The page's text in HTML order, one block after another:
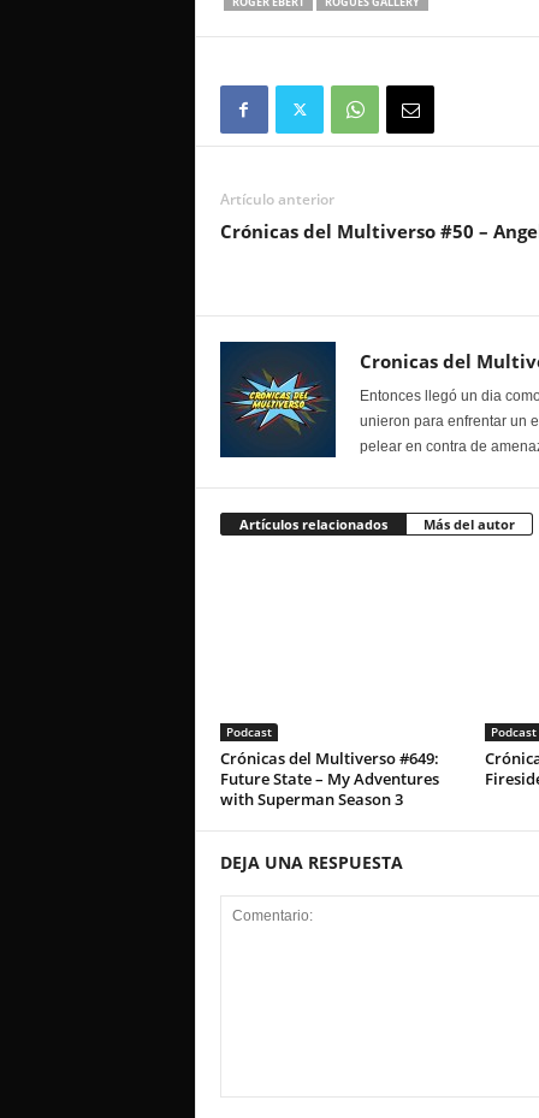
Artículo anterior
Crónicas del Multiverso #50 –
Cronicas del
Entonces llegó un dia
unieron para enfrentar un
pelear en contra de
Artículos relacionados Más del autor
Podcast
Crónicas del Multiverso #649:
Future State – My Adventures
with Superman Season 3
Podcast
DEJA UNA RESPUESTA